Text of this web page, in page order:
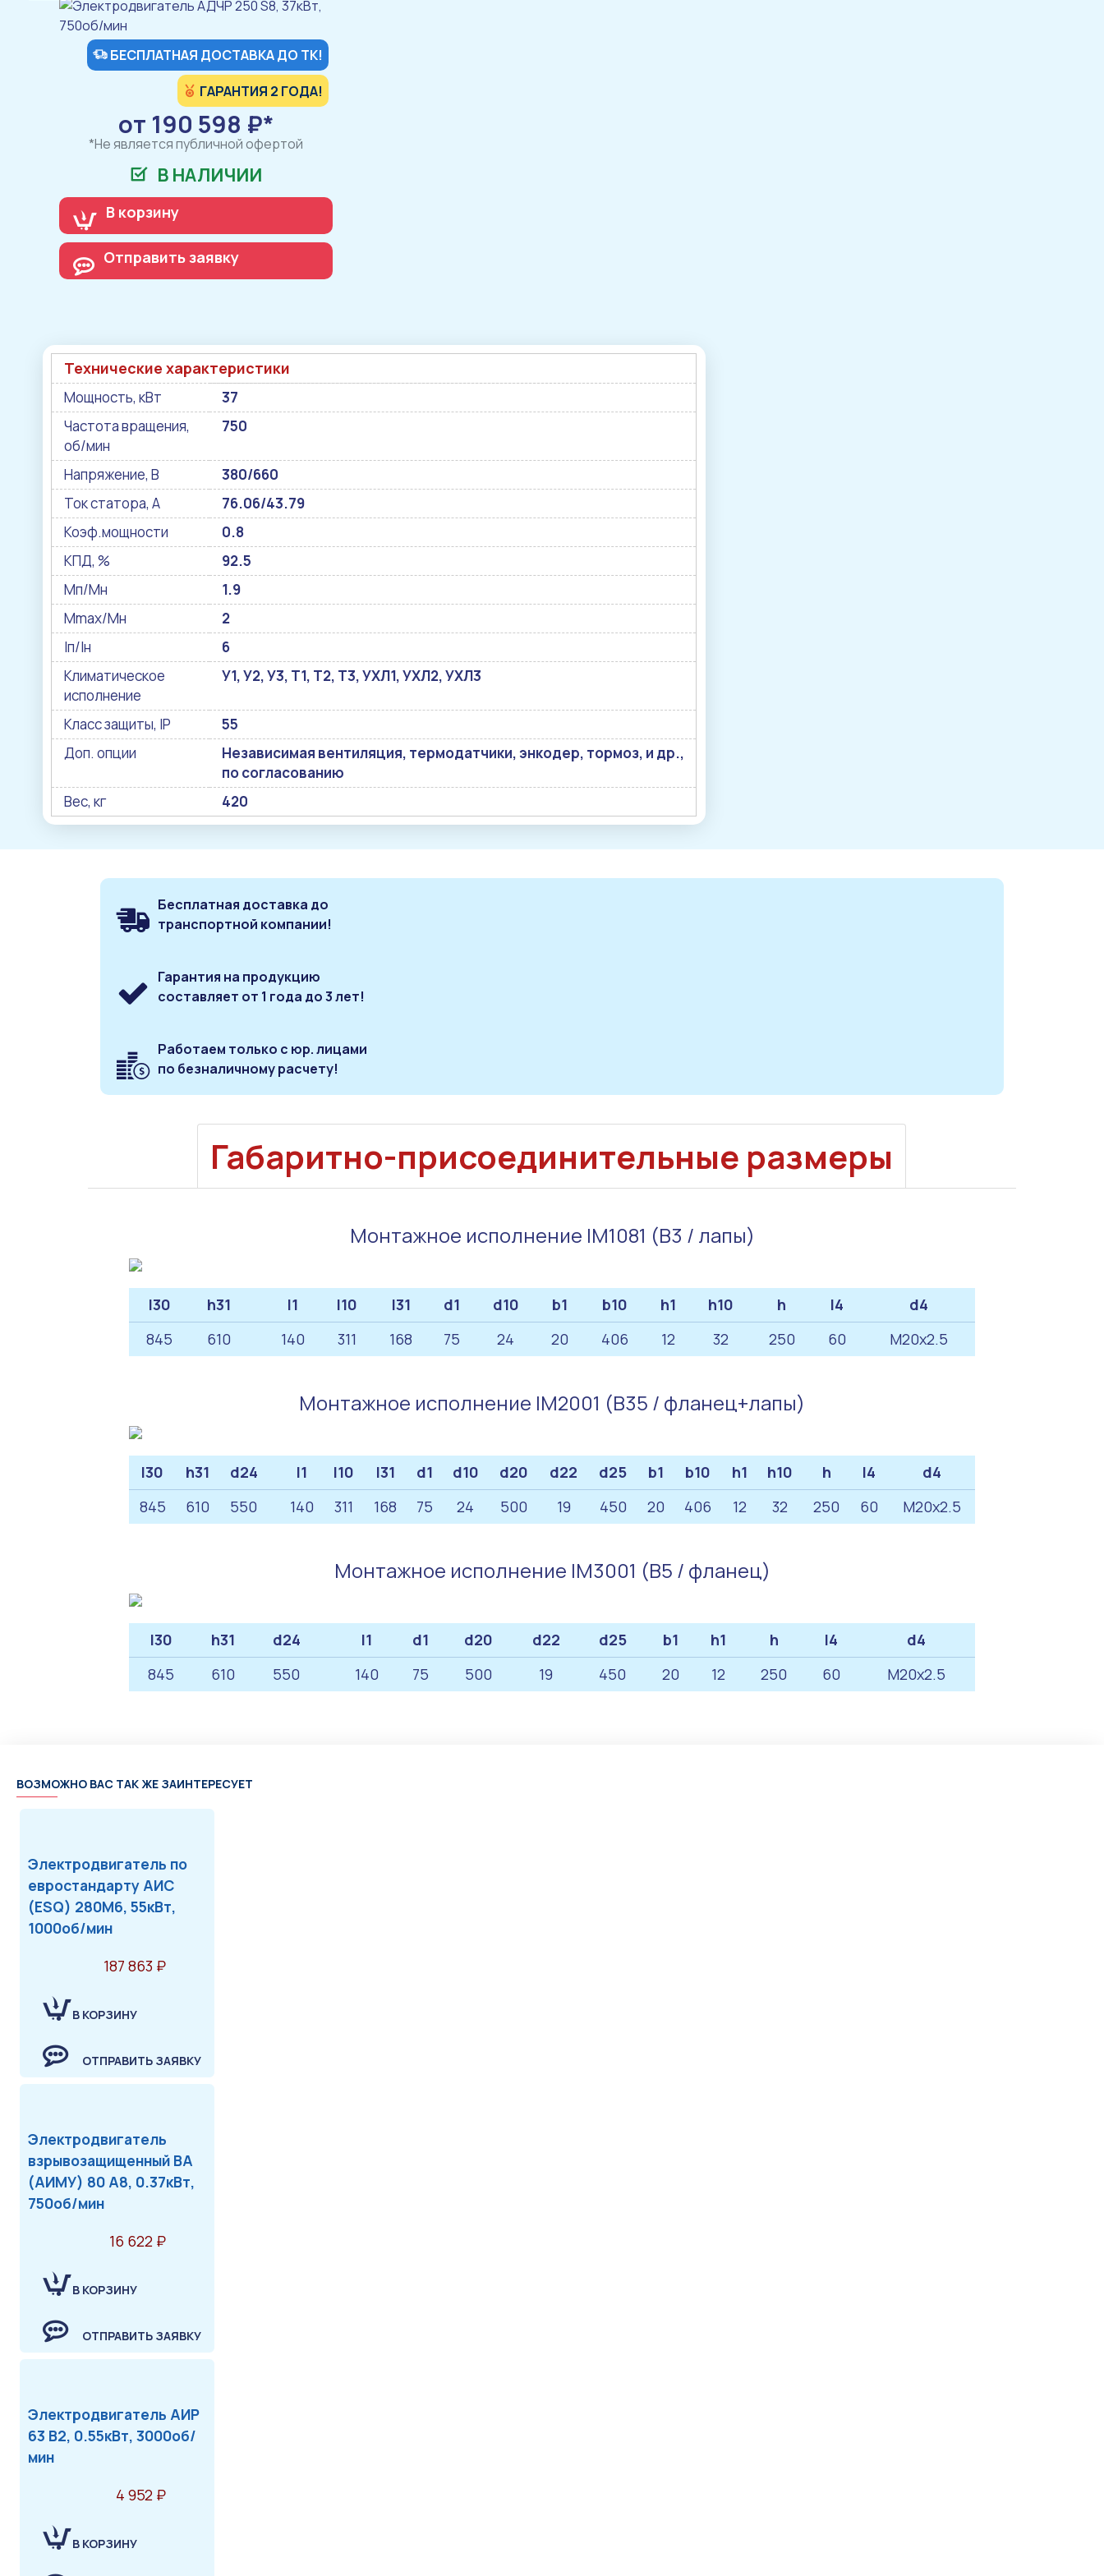
БЕСПЛАТНАЯ ДОСТАВКА ДО ТК!
ГАРАНТИЯ 2 ГОДА!
от 190 598 ₽*
*Не является публичной офертой
В НАЛИЧИИ
В корзину
Отправить заявку
Технические характеристики
Мощность, кВт
37
Частота вращения,
об/мин
750
Напряжение, В
380/660
Ток статора, А
76.06/43.79
Коэф.мощности
0.8
КПД, %
92.5
Мп/Мн
1.9
Mmax/Mн
2
Iп/Iн
6
Климатическое
исполнение
У1, У2, У3, Т1, Т2, Т3, УХЛ1, УХЛ2, УХЛ3
Класс защиты, IP
55
Доп. опции
Независимая вентиляция, термодатчики, энкодер, тормоз, и др.,
по согласованию
Вес, кг
420
Бесплатная доставка до
транспортной компании!
Гарантия на продукцию
составляет от 1 года до 3 лет!
Работаем только с юр. лицами
по безналичному расчету!
Габаритно-присоединительные размеры
Монтажное исполнение IM1081 (B3 / лапы)
l30 h31 l1 l10 l31 d1 d10 b1 b10 h1 h10 h l4
d4
845
610 140 311 168 75 24 20 406 12 32 250 60 M20x2.5
Монтажное исполнение IM2001 (B35 / фланец+лапы)
l30 h31 d24 l1 l10 l31 d1 d10 d20 d22 d25 b1 b10 h1 h10 h l4
d4
845
610 550 140 311 168 75 24 500 19 450 20 406 12 32 250 60 M20x2.5
Монтажное исполнение IM3001 (B5 / фланец)
l30 h31 d24 l1 d1 d20 d22 d25 b1 h1 h l4
d4
845
610 550 140 75 500 19 450 20 12 250 60 M20x2.5
ВОЗМОЖНО ВАС ТАК ЖЕ ЗАИНТЕРЕСУЕТ
Электродвигатель по
евростандарту АИС
(ESQ) 280M6, 55кВт,
1000об/мин
187 863 ₽
В КОРЗИНУ
ОТПРАВИТЬ ЗАЯВКУ
Электродвигатель
взрывозащищенный ВА
(АИМУ) 80 А8, 0.37кВт,
750об/мин
16 622 ₽
В КОРЗИНУ
ОТПРАВИТЬ ЗАЯВКУ
Электродвигатель АИР
63 В2, 0.55кВт, 3000об/
мин
4 952 ₽
В КОРЗИНУ